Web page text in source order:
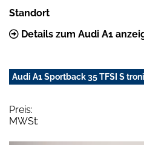
Standort
Details zum Audi A1
Audi A1 Sportback 35 TFSI S
Preis:
MWSt: